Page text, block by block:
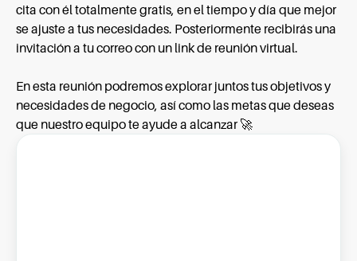
cita con él totalmente gratis, en el tiempo y día que mejor
se ajuste a tus necesidades. Posteriormente recibirás una
invitación a tu correo con un link de reunión virtual.
En esta reunión podremos explorar juntos tus objetivos y
necesidades de negocio, así como las metas que deseas
que nuestro equipo te ayude a alcanzar 🚀